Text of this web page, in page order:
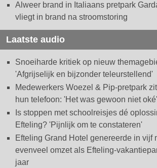
Alweer brand in Italiaans pretpark
vliegt in brand na stroomstoring
Laatste audio
Snoeiharde kritiek op nieuw
'Afgrijselijk en bijzonder teleurstellend'
Medewerkers Woezel & Pip-pretpark
hun telefoon: 'Het was gewoon niet oké'
Is stoppen met schoolreisjes dé
Efteling? 'Pijnlijk om te constateren'
Efteling Grand Hotel genereerde in vijf
evenveel omzet als Efteling-
jaar